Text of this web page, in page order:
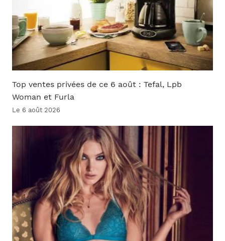
Top ventes privées de ce 6 août : Tefal, Lpb
Woman et Furla
Le 6 août 2026